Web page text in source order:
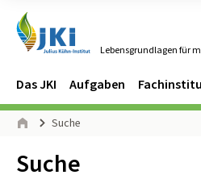
Lebensgrundlagen für
Navigation
Hauptmenü
Das JKI Aufgaben
Seitenpfad
Suche
Inhalt:
Suche